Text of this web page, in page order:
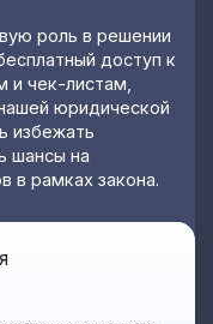
роль в решении
доступ к
и чек-листам,
юридической
избежать
шансы на
в рамках закона.